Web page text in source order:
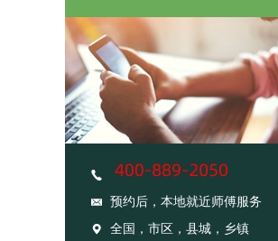
预约后，本地就近师傅服务
全国，市区，县城，乡镇